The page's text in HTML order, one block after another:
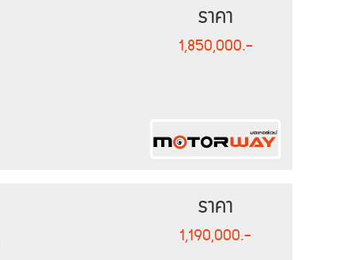
ราคา
1,850,000.-
ราคา
1,190,000.-